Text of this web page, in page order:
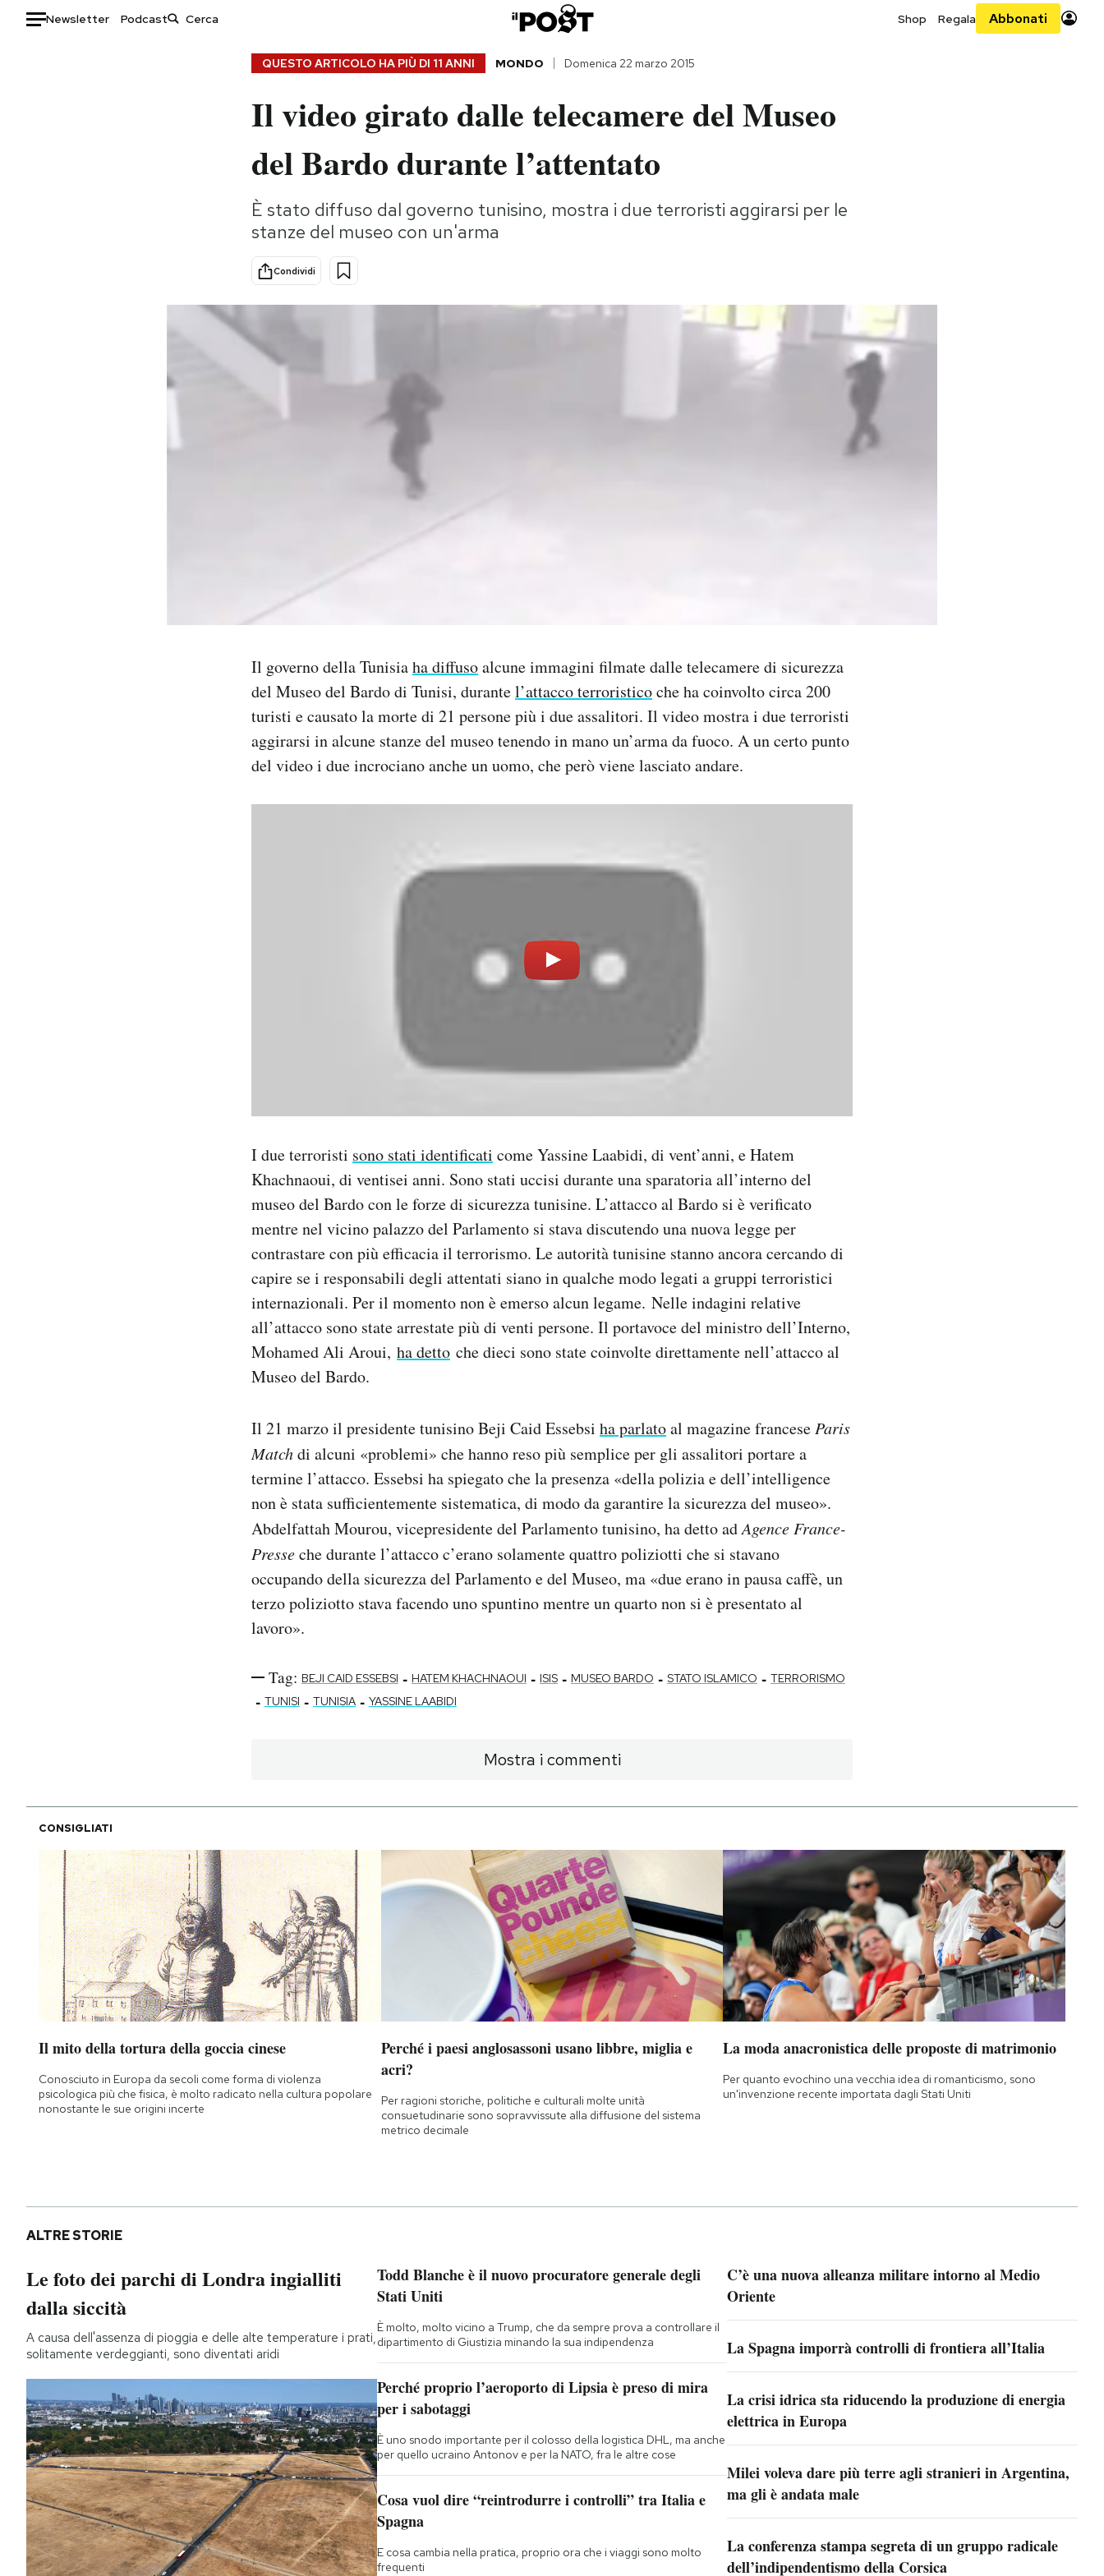
Newsletter Podcast Shop Regala Abbonati
Storie/Idee
Ok Boomer!
Altrecose
Mondiali calcio 2026
QUESTO ARTICOLO HA PIÙ DI 11 ANNI MONDO Domenica 22 marzo 2015
Il video girato dalle telecamere del Museo
del Bardo durante l’attentato
È stato diffuso dal governo tunisino, mostra i due terroristi aggirarsi per le
stanze del museo con un'arma
Condividi
Il governo della Tunisiaha diffusoalcune immagini filmate dalle telecamere di sicurezza
del Museo del Bardo di Tunisi, durantel’attacco terroristicoche ha coinvolto circa 200
turisti e causato la morte di 21 persone più i due assalitori. Il video mostra i due terroristi
aggirarsi in alcune stanze del museo tenendo in mano un’arma da fuoco. A un certo punto
del video i due incrociano anche un uomo, che però viene lasciato andare.
I due terroristi sono stati identificati come Yassine Laabidi, di vent’anni, e Hatem
Khachnaoui, di ventisei anni. Sono stati uccisi durante una sparatoria all’interno del
museo del Bardo con le forze di sicurezza tunisine. L’attacco al Bardo si è verificato
mentre nel vicino palazzo del Parlamento si stava discutendo una nuova legge per
contrastare con più efficacia il terrorismo. Le autorità tunisine stanno ancora cercando di
capire se i responsabili degli attentati siano in qualche modo legati a gruppi terroristici
internazionali. Per il momento non è emerso alcun legame. Nelle indagini relative
all’attacco sono state arrestate più di venti persone. Il portavoce del ministro dell’Interno,
Mohamed Ali Aroui, ha detto che dieci sono state coinvolte direttamente nell’attacco al
Museo del Bardo.
Il 21 marzo il presidente tunisino Beji Caid Essebsi ha parlatoal magazine franceseParis
Matchdi alcuni «problemi» che hanno reso più semplice per gli assalitori portare a
termine l’attacco. Essebsi ha spiegato che la presenza «della polizia e dell’intelligence
non è stata sufficientemente sistematica, di modo da garantire la sicurezza del museo».
Abdelfattah Mourou, vicepresidente del Parlamento tunisino, ha detto adAgence France-
Presseche durante l’attacco c’erano solamente quattro poliziotti che si stavano
occupando della sicurezza del Parlamento e del Museo, ma «due erano in pausa caffè, un
terzo poliziotto stava facendo uno spuntino mentre un quarto non si è presentato al
lavoro».
Tag: BEJI CAID ESSEBSI - HATEM KHACHNAOUI - ISIS - MUSEO BARDO - STATO ISLAMICO - TERRORISMO
- TUNISI - TUNISIA - YASSINE LAABIDI
Mostra i commenti
CONSIGLIATI
Il mito della tortura della goccia cinese
Conosciuto in Europa da secoli come forma di violenza
psicologica più che fisica, è molto radicato nella cultura popolare
nonostante le sue origini incerte
Perché i paesi anglosassoni usano libbre, miglia e
acri?
Per ragioni storiche, politiche e culturali molte unità
consuetudinarie sono sopravvissute alla diffusione del sistema
metrico decimale
La moda anacronistica delle proposte di matrimonio
Per quanto evochino una vecchia idea di romanticismo, sono
un'invenzione recente importata dagli Stati Uniti
ALTRE STORIE
Le foto dei parchi di Londra ingialliti
dalla siccità
A causa dell'assenza di pioggia e delle alte temperature i prati,
solitamente verdeggianti, sono diventati aridi
Todd Blanche è il nuovo procuratore generale degli
Stati Uniti
È molto, molto vicino a Trump, che da sempre prova a controllare il
dipartimento di Giustizia minando la sua indipendenza
Perché proprio l’aeroporto di Lipsia è preso di mira
per i sabotaggi
È uno snodo importante per il colosso della logistica DHL, ma anche
per quello ucraino Antonov e per la NATO, fra le altre cose
Cosa vuol dire “reintrodurre i controlli” tra Italia e
Spagna
E cosa cambia nella pratica, proprio ora che i viaggi sono molto
frequenti
C’è una nuova alleanza militare intorno al Medio
Oriente
La Spagna imporrà controlli di frontiera all’Italia
La crisi idrica sta riducendo la produzione di energia
elettrica in Europa
Milei voleva dare più terre agli stranieri in Argentina,
ma gli è andata male
La conferenza stampa segreta di un gruppo radicale
dell’indipendentismo della Corsica